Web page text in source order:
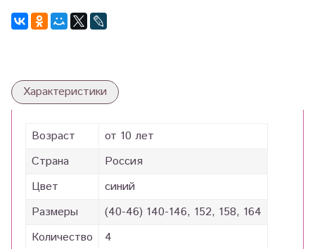
Характеристики
Возраст
от 10 лет
Страна
Россия
Цвет
синий
Размеры
(40-46) 140-146, 152, 158, 164
Количество
4